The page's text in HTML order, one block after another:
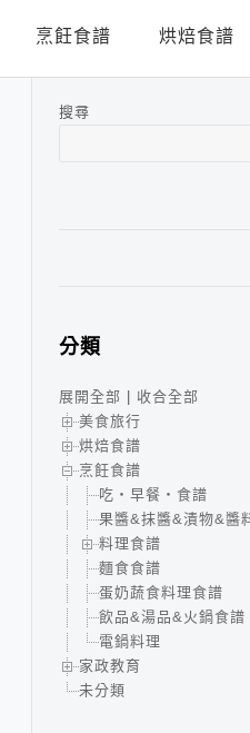
烹飪食譜 烘焙食譜
搜尋
分類
展開全部
收合全部
美食旅行
烘焙食譜
烹飪食譜
吃‧早餐‧食譜
果醬&抹醬&漬物&醬
料理食譜
麵食食譜
蛋奶蔬食料理食譜
飲品&湯品&火鍋食譜
電鍋料理
家政教育
未分類